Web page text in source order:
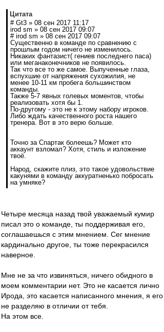
Цитата
# Gt3 » 08 сен 2017 11:17
irod sm » 08 сен 2017 09:07
# irod sm » 08 сен 2017 09:07
Существенно в команде по сравнению с
прошлым годом ничего не изменилось.
Никаких фантазист( гениев последнего паса)
или меганаконечников не появилось.
Так что все то же самое. Выпученные глаза,
вспухшие от напряжения сухожилия, не
менее 10-11 км пробега большинством
команды.
Также 5-7 явных голевых моментов, чтобы
реализовать хотя бы 1.
По-другому - это не к этому набору игроков.
Либо ждать качественного роста нашего
тренера. Вот в это верю больше.
Точно за Спартак болеешь? Может кто
аккаунт взломал? Хотя, стиль и изложение
твоё.
Народ, скажите плиз, это такое удовольствие
какунями в команду аккуратненько побросать
на умняке?
Четыре месяца назад твой уважаемый кумир
писал это о команде, ты поддерживая его,
соглашаешься с этим мнением. Сег мнение
кардинально другое, ты тоже перекрасился
наверное.
Мне не за что извиняться, ничего обидного в
моем комментарии нет. Это не касается лично
Ирода, это касается написанного мнения, я его
не разделяю в отличии от тебя.
На этом все.